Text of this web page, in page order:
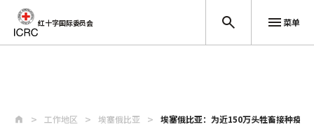
红十字国际委员会 菜单
工作地区 埃塞俄比亚 埃塞俄比亚：为近150万头牲畜接种疫